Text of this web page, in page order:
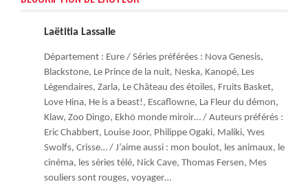
Laëtitia Lassalle
Département : Eure / Séries préférées : Nova Genesis,
Blackstone, Le Prince de la nuit, Neska, Kanopé, Les
Légendaires, Zarla, Le Château des étoiles, Fruits Basket,
Love Hina, He is a beast!, Escaflowne, La Fleur du démon,
Klaw, Zoo Dingo, Ekhö monde miroir… / Auteurs préférés :
Eric Chabbert, Louise Joor, Philippe Ogaki, Maliki, Yves
Swolfs, Crisse… / J’aime aussi : mon boulot, les animaux, le
cinéma, les séries télé, Nick Cave, Thomas Fersen, Mes
souliers sont rouges, voyager…